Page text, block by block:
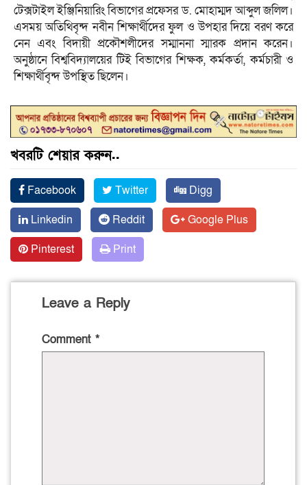
টেক্সটাইল ইঞ্জিনিয়ারিং বিভাগের প্রফেসর ড. মোহাম্মদ আব্দুল জলিল।
এসময় অতিথিবৃন্দ নবীন শিক্ষার্থীদের ফুল ও উপহার দিয়ে বরণ করে
নেন এবং বিদায়ী প্রকৌশলীদের সম্মাননা স্মারক প্রদান করেন।
অনুষ্ঠানে বিশ্ববিদ্যালয়ের টিই বিভাগের শিক্ষক, কর্মকর্তা, কর্মচারী ও
শিক্ষার্থীবৃন্দ উপস্থিত ছিলেন।
খবরটি শেয়ার করুন..
Facebook Twitter
Digg
Linkedin
Reddit
Google Plus
Pinterest
Print
Leave a Reply
Comment *